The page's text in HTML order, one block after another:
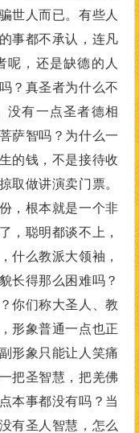
世人而已。有些人
事都不承认，连凡
呢，还是缺德的人
？真圣者为什么不
没有一点圣者德相
萨智吗？为什么一
的钱，不是接待收
取做讲演卖门票。
，根本就是一个非
，聪明都谈不上，
什么教派大领袖，
长得那么困难吗？
你们称大圣人、教
形象普通一点也正
形象只能让人笑痛
把圣智慧，把羌佛
本事都没有吗？当
有圣人智慧，怎么